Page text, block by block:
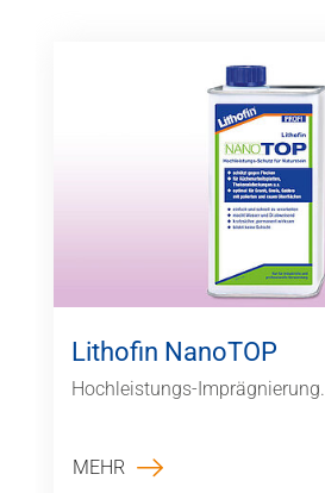
Lithofin NanoTOP
Hochleistungs-Imprägnierung.
MEHR